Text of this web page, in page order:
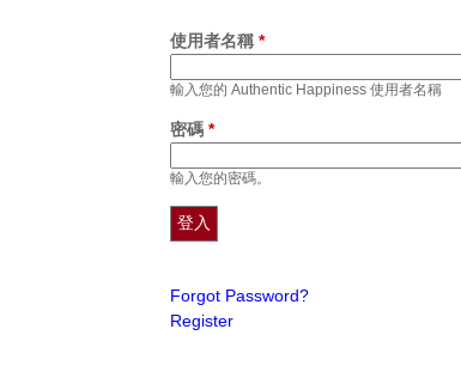
使用者名稱 *
輸入您的 Authentic Happiness 使用者名稱
密碼 *
輸入您的密碼。
Forgot Password?
Register